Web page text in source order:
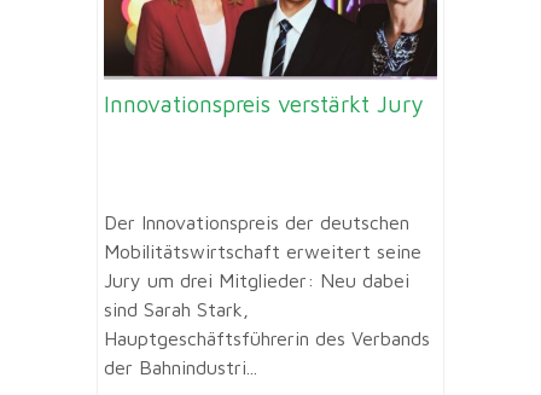
Innovationspreis verstärkt Jury
Der Innovationspreis der deutschen
Mobilitätswirtschaft erweitert seine
Jury um drei Mitglieder: Neu dabei
sind Sarah Stark,
Hauptgeschäftsführerin des Verbands
der Bahnindustri...